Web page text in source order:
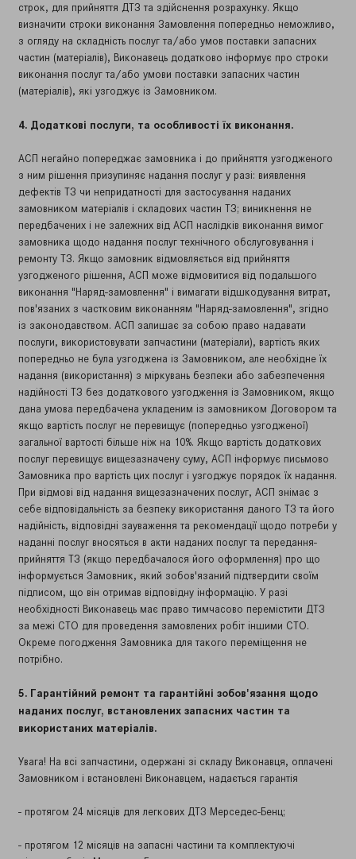
строк, для прийняття ДТЗ та здійснення розрахунку. Якщо
визначити строки виконання Замовлення попередньо неможливо,
з огляду на складність послуг та/або умов поставки запасних
частин (матеріалів), Виконавець додатково інформує про строки
виконання послуг та/або умови поставки запасних частин
(матеріалів), які узгоджує із Замовником.
4. Додаткові послуги, та особливості їх виконання.
АСП негайно попереджає замовника і до прийняття узгодженого
з ним рішення призупиняє надання послуг у разі: виявлення
дефектів ТЗ чи непридатності для застосування наданих
замовником матеріалів і складових частин ТЗ; виникнення не
передбачених і не залежних від АСП наслідків виконання вимог
замовника щодо надання послуг технічного обслуговування і
ремонту ТЗ. Якщо замовник відмовляється від прийняття
узгодженого рішення, АСП може відмовитися від подальшого
виконання "Наряд-замовлення" і вимагати відшкодування витрат,
пов'язаних з частковим виконанням "Наряд-замовлення", згідно
із законодавством. АСП залишає за собою право надавати
послуги, використовувати запчастини (матеріали), вартість яких
попередньо не була узгоджена із Замовником, але необхідне їх
надання (використання) з міркувань безпеки або забезпечення
надійності ТЗ без додаткового узгодження із Замовником, якщо
дана умова передбачена укладеним із замовником Договором та
якщо вартість послуг не перевищує (попередньо узгодженої)
загальної вартості більше ніж на 10%. Якщо вартість додаткових
послуг перевищує вищезазначену суму, АСП інформує письмово
Замовника про вартість цих послуг і узгоджує порядок їх надання.
При відмові від надання вищезазначених послуг, АСП знімає з
себе відповідальність за безпеку використання даного ТЗ та його
надійність, відповідні зауваження та рекомендації щодо потреби у
наданні послуг вносяться в акти наданих послуг та передання-
прийняття ТЗ (якщо передбачалося його оформлення) про що
інформується Замовник, який зобов'язаний підтвердити своїм
підписом, що він отримав відповідну інформацію. У разі
необхідності Виконавець має право тимчасово перемістити ДТЗ
за межі СТО для проведення замовлених робіт іншими СТО.
Окреме погодження Замовника для такого переміщення не
потрібно.
5. Гарантійний ремонт та гарантійні зобов'язання щодо
наданих послуг, встановлених запасних частин та
використаних матеріалів.
Увага! На всі запчастини, одержані зі складу Виконавця, оплачені
Замовником і встановлені Виконавцем, надається гарантія
- протягом 24 місяців для легкових ДТЗ Мерседес-Бенц;
- протягом 12 місяців на запасні частини та комплектуючі